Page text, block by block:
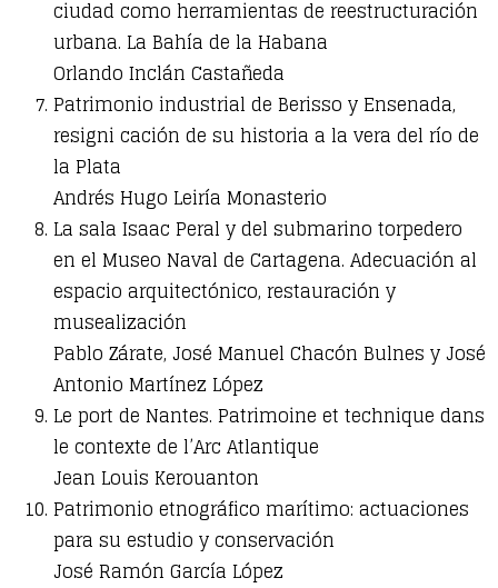
ciudad como herramientas de reestructuración
urbana. La Bahía de la Habana
Orlando Inclán Castañeda
Patrimonio industrial de Berisso y Ensenada,
resigni cación de su historia a la vera del río de
la Plata
Andrés Hugo Leiría Monasterio
La sala Isaac Peral y del submarino torpedero
en el Museo Naval de Cartagena. Adecuación al
espacio arquitectónico, restauración y
musealización
Pablo Zárate, José Manuel Chacón Bulnes y José
Antonio Martínez López
Le port de Nantes. Patrimoine et technique dans
le contexte de l’Arc Atlantique
Jean Louis Kerouanton
Patrimonio etnográfico marítimo: actuaciones
para su estudio y conservación
José Ramón García López